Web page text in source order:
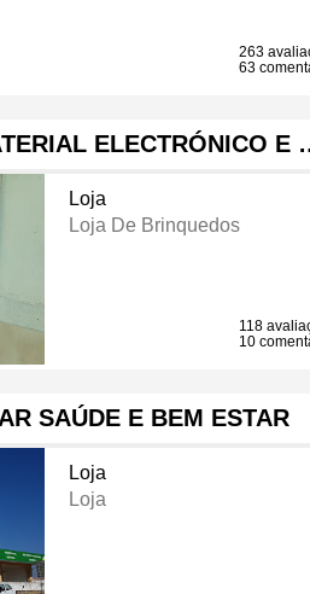
263
63
ELECTRÓNICO E
Loja
Loja De Brinquedos
118
10
SAÚDE E BEM ESTAR
Loja
Loja